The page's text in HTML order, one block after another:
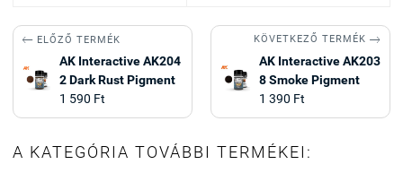
 ELŐZŐ TERMÉK
AK Interactive AK204
2 Dark Rust Pigment
1 590 Ft
KÖVETKEZŐ TERMÉK 
AK Interactive AK203
8 Smoke Pigment
1 390 Ft
A KATEGÓRIA TOVÁBBI TERMÉKEI: